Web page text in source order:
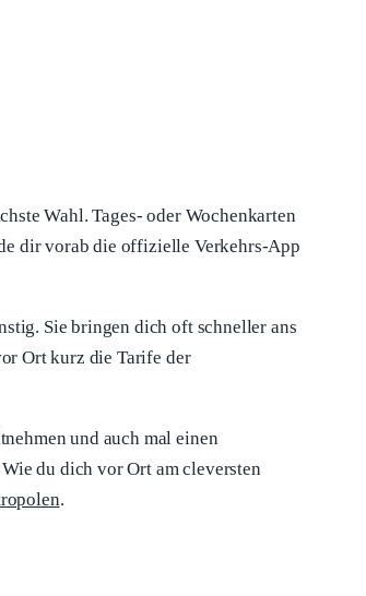
Wahl. Tages- oder Wochenkarten
dir vorab die offizielle Verkehrs-App
Sie bringen dich oft schneller ans
Ort kurz die Tarife der
und auch mal einen
du dich vor Ort am cleversten
.